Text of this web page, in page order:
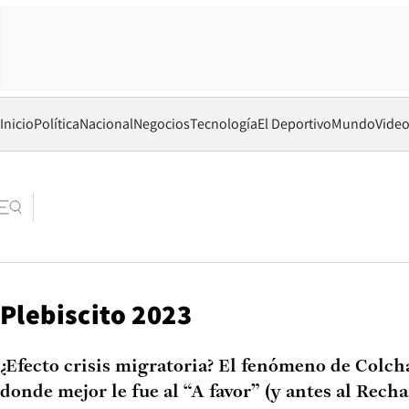
InicioPolíticaNacionalNegociosTecnologíaEl DeportivoMundo
Plebiscito 2023
¿Efecto crisis migratoria? El fenómeno de
donde mejor le fue al “A favor” (y antes al